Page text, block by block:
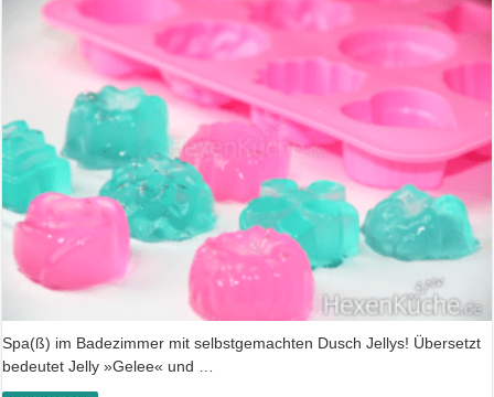
Spa(ß) im Badezimmer mit selbstgemachten Dusch Jellys! Übersetzt
bedeutet Jelly »Gelee« und …